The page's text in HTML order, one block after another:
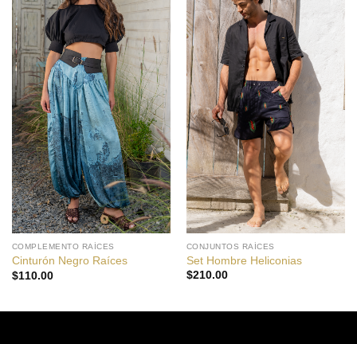
COMPLEMENTO RAÍCES
Cinturón Negro Raíces
$110.00
CONJUNTOS RAÍCES
Set Hombre Heliconias
$210.00